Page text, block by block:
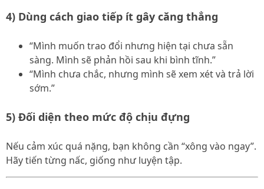
4) Dùng cách giao tiếp ít gây căng thẳng
“Mình muốn trao đổi nhưng hiện tại chưa sẵn
sàng. Mình sẽ phản hồi sau khi bình tĩnh.”
“Mình chưa chắc, nhưng mình sẽ xem xét và trả lời
sớm.”
5) Đối diện theo mức độ chịu đựng
Nếu cảm xúc quá nặng, bạn không cần “xông vào ngay”.
Hãy tiến từng nấc, giống như luyện tập.